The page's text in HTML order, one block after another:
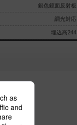
銀色鏡面反射板
調光対応
埋込高244